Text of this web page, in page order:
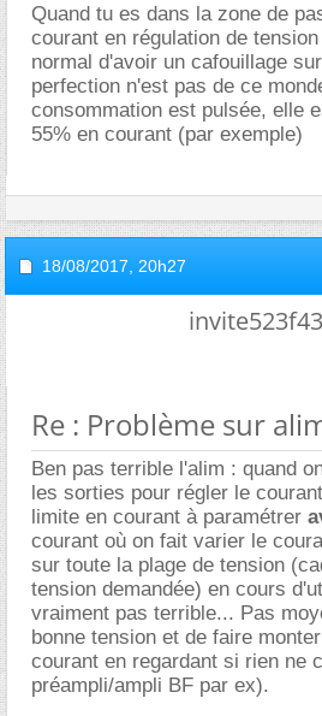
Quand tu es dans la zone de
courant en régulation de
normal d'avoir un cafouillage
perfection n'est pas de ce
consommation est pulsée, elle
55% en courant (par exemple)
18/08/2017, 20h27
Re : Problème sur
Ben pas terrible l'alim : quand
les sorties pour régler le
limite en courant à paramétrer
courant où on fait varier le
sur toute la plage de tension
tension demandée) en cours
vraiment pas terrible... Pas
bonne tension et de faire
courant en regardant si rien ne
préampli/ampli BF par ex).